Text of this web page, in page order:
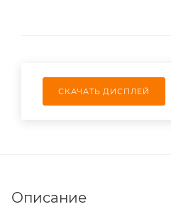
СКАЧАТЬ ДИСПЛЕЙ
Описание